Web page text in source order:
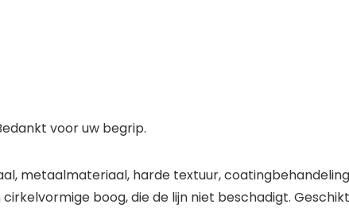
voor uw begrip.
metaalmateriaal, harde textuur,
boog, die de lijn niet beschadigt.